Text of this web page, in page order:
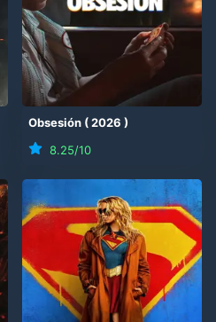
Obsesión (2026 )
8.25/10